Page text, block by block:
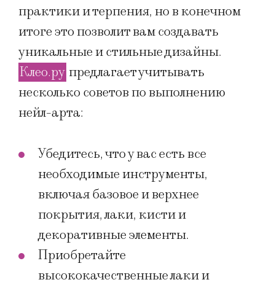
практики и терпения, но в конечном
итоге это позволит вам создавать
уникальные и стильные дизайны.
Клео.ру предлагает учитывать
несколько советов по выполнению
нейл-арта:
Убедитесь, что у вас есть все
необходимые инструменты,
включая базовое и верхнее
покрытия, лаки, кисти и
декоративные элементы.
Приобретайте
высококачественные лаки и